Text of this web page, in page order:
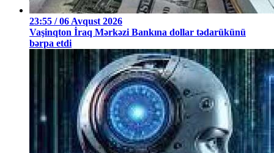
23:55 / 06 Avqust 2026
Vaşinqton İraq Mərkəzi Bankına dollar tədarükünü
bərpa etdi